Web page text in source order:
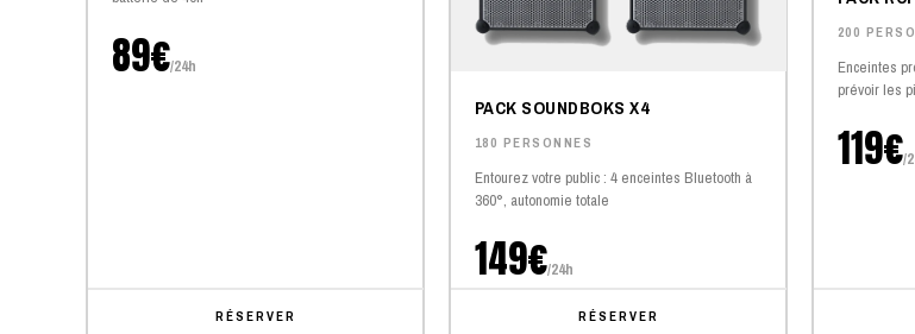
89€/24h
RÉSERVER
PACK SOUNDBOKS X4
180 PERSONNES
Entourez votre public : 4 enceintes Bluetooth à
360°, autonomie totale
149€/24h
RÉSERVER
200
Enceintes
prévoir les
119€/